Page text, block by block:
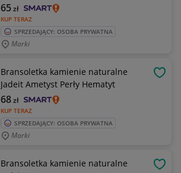
KUP TERAZ
65zł
SPRZEDAJĄCY: OSOBA PRYWATNA
Marki
Bransoletka kamienie naturalne
Jadeit Ametyst Perły Hematyt
KUP TERAZ
68zł
SPRZEDAJĄCY: OSOBA PRYWATNA
Marki
Bransoletka kamienie naturalne